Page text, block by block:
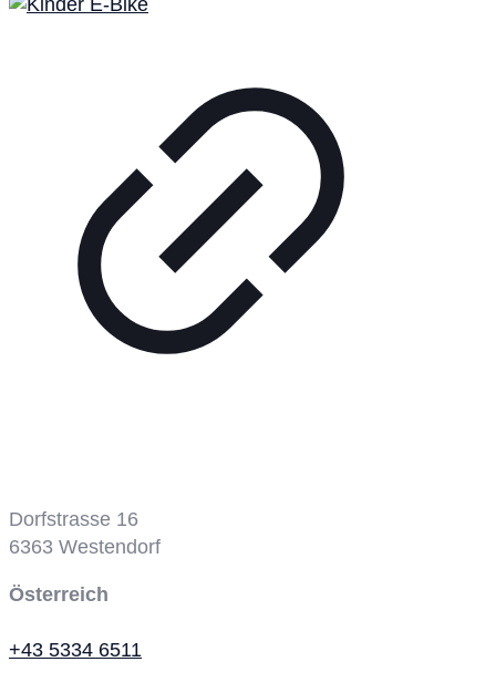
Dorfstrasse 16
6363 Westendorf
Österreich
+43 5334 6511